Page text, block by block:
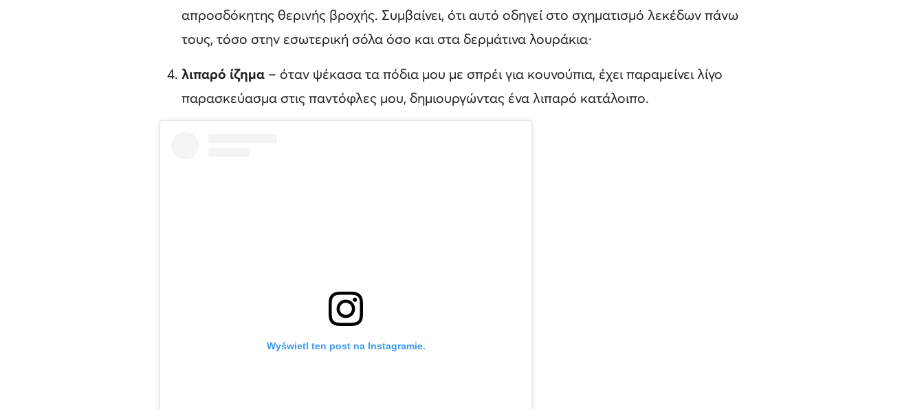
απροσδόκητης θερινής βροχής. Συμβαίνει, ότι αυτό οδηγεί στο σχηματισμό λεκέδων πάνω
τους, τόσο στην εσωτερική σόλα όσο και στα δερμάτινα λουράκια·
λιπαρό ίζημα – όταν ψέκασα τα πόδια μου με σπρέι για κουνούπια, έχει παραμείνει λίγο
παρασκεύασμα στις παντόφλες μου, δημιουργώντας ένα λιπαρό κατάλοιπο.
Wyświetl ten post na Instagramie.